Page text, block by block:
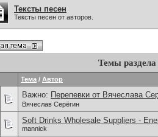
Тексты песен
Тексты песен от авторов.
Темы раздела
Тема / Автор
Важно: Перепевки от Вячеслава
Вячеслав Серёгин
Soft Drinks Wholesale Suppliers -
mannick